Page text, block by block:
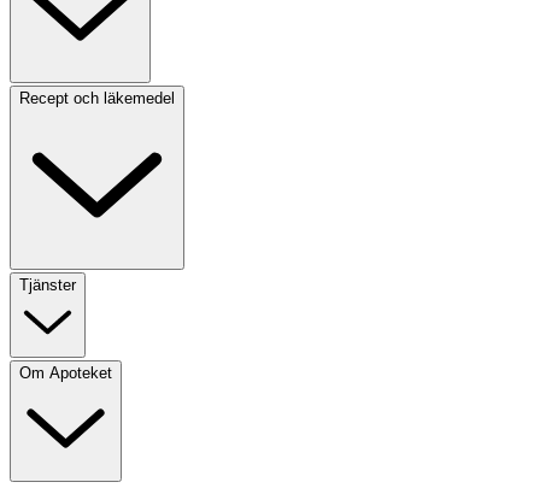
Recept och läkemedel
Tjänster
Om Apoteket